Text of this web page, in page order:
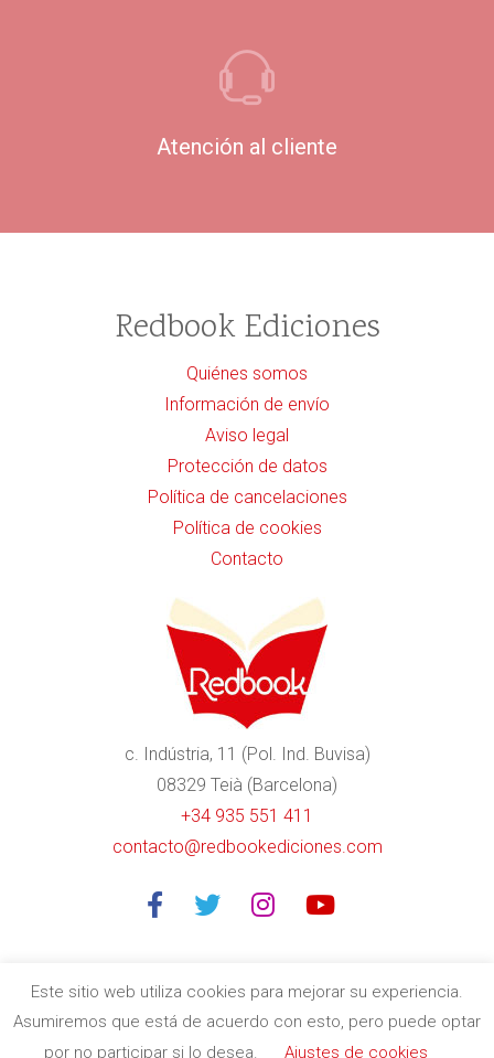
Atención al cliente
Redbook Ediciones
Quiénes somos
Información de envío
Aviso legal
Protección de datos
Política de cancelaciones
Política de cookies
Contacto
c. Indústria, 11 (Pol. Ind. Buvisa)
08329 Teià (Barcelona)
+34 935 551 411
contacto@redbookediciones.com
Editorial especializada en libros divulgativos de calidad en
Este sitio web utiliza cookies para mejorar su experiencia.
Asumiremos que está de acuerdo con esto, pero puede optar
por no participar si lo desea.
Ajustes de cookies